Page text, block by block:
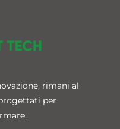
rimani al
per